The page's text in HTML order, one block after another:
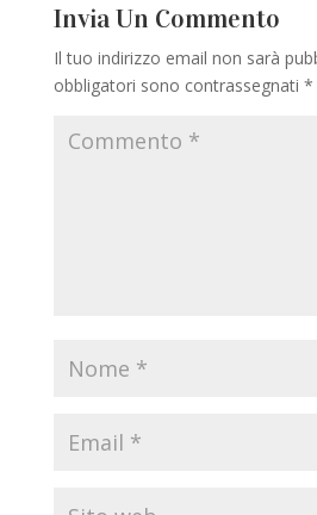
Invia Un Commento
Il tuo indirizzo email non sarà
obbligatori sono contrassegnati *